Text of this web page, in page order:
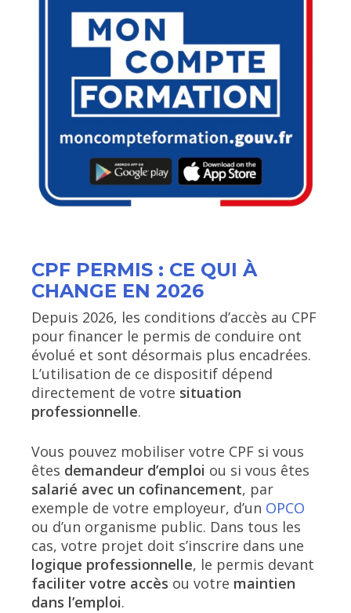
CPF PERMIS : CE QUI À
CHANGE EN 2026
Depuis 2026, les conditions d’accès au CPF
pour financer le permis de conduire ont
évolué et sont désormais plus encadrées.
L’utilisation de ce dispositif dépend
directement de votre situation
professionnelle.
Vous pouvez mobiliser votre CPF si vous
êtes demandeur d’emploi ou si vous êtes
salarié avec un cofinancement, par
exemple de votre employeur, d’un OPCO
ou d’un organisme public. Dans tous les
cas, votre projet doit s’inscrire dans une
logique professionnelle, le permis devant
faciliter votre accès ou votre maintien
dans l’emploi.